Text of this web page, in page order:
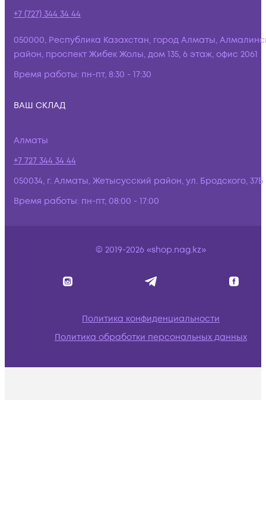
+7 (727) 344 34 44
050000, Республика Казахстан, город Алматы,
район, проспект Жибек Жолы, дом 135, 6 этаж, офис 2061
Время работы: пн-пт, 8:30 - 17:30
ВАШ СКЛАД
Алматы
+7 727 344 34 44
050034, г. Алматы, Жетысусский район, ул. Бродского, 37Б
Время работы: пн-пт, 08:00 - 17:00
© 2019-2026 «shop.nag.kz»
Политика конфиденциальности
Политика обработки персональных данных